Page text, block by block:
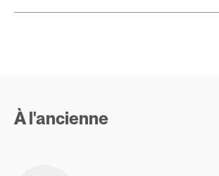
À l'ancienne